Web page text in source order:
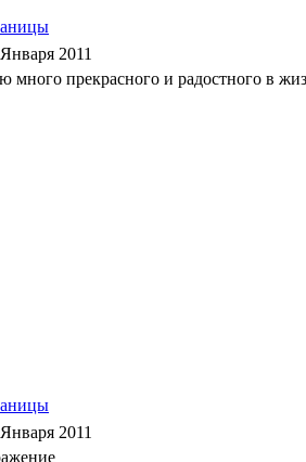
2011
прекрасного и радостного в
2011